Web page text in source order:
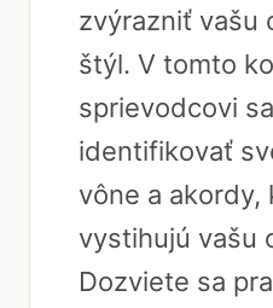
zvýrazniť vašu
štýl. V tomto
sprievodcovi
identifikovať
vône a akordy,
vystihujú vašu
Dozviete sa